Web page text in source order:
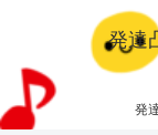
発達
発